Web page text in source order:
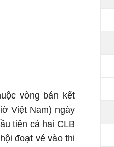
vòng bán kết
Việt Nam) ngày
tiên cả hai CLB
đoạt vé vào thi